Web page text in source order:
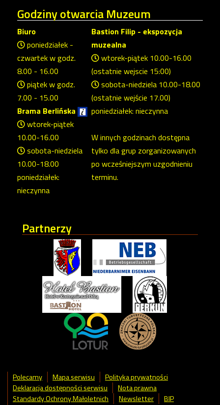
Godzinyotwarcia Muzeum
Biuro
poniedziałek -
czwartek w godz.
8.00 - 16.00
piątek w godz.
7.00 - 15.00
Brama Berlińska
wtorek-piątek
10.00-16.00
sobota-niedziela
10.00-18.00
poniedziałek:
nieczynna
Bastion Filip - ekspozycja
muzealna
wtorek-piątek 10.00-16.00
(ostatnie wejscie 15:00)
sobota-niedziela 10.00-18.00
(ostatnie wejście 17.00)
poniedziałek: nieczynna
W innych godzinach dostępna
tylko dla grup zorganizowanych
po wcześniejszym uzgodnieniu
terminu.
Partnerzy
Polecamy Mapa serwisu
Polityka prywatności
Deklaracja dostępności serwisu
Nota prawna
Standardy Ochrony Małoletnich
Newsletter
BIP